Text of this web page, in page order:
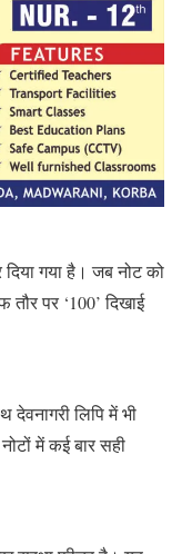
गया है। जब नोट को
पर ‘100’ दिखाई
लिपि में भी
में कई बार सही